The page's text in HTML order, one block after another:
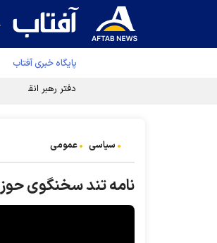
پایگاه خبری آفتاب
دفتر رهبر انقلاب
سیاسی عمومی
نامه تند سخنگوی